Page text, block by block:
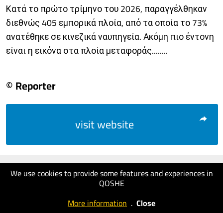
We use cookies to provide some features and experiences in
QOSHE
More information . Close
Κατά το πρώτο τρίμηνο του 2026, παραγγέλθηκαν
διεθνώς 405 εμπορικά πλοία, από τα οποία το 73%
ανατέθηκε σε κινεζικά ναυπηγεία. Ακόμη πιο έντονη
είναι η εικόνα στα πλοία μεταφοράς........
© Reporter
visit website